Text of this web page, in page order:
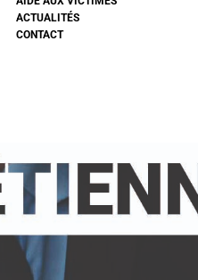
ACTUALITÉS
CONTACT